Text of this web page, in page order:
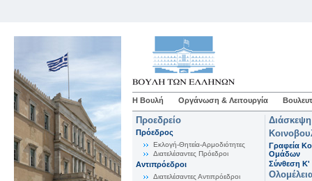
Η Βουλή Οργάνωση & Λειτουργία
Προεδρείο
Πρόεδρος
Εκλογή-Θητεία-Αρμοδιότητες
Διατελέσαντες Πρόεδροι
Αντιπρόεδροι
Διατελέσαντες Αντιπρόεδροι
Γραφεία
Ομάδων
Σύνθεση K'